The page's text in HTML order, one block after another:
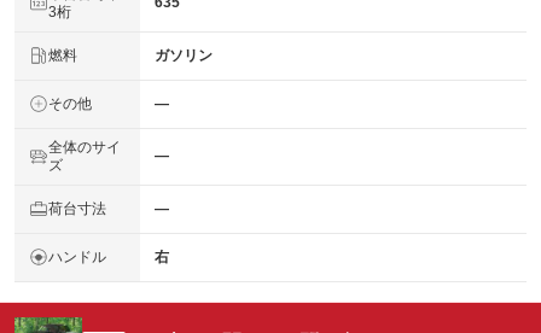
3桁
燃料 ガソリン
その他 ―
全体のサイ
ズ
―
荷台寸法 ―
ハンドル 右